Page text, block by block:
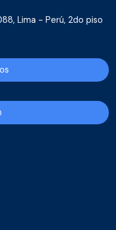
Lima - Perú, 2do piso